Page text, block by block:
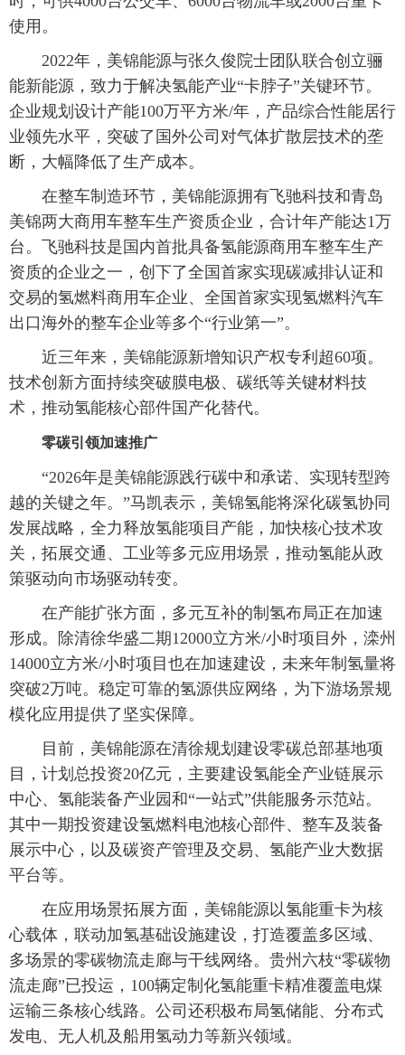
使用。
2022年，美锦能源与张久俊院士团队联合创立骊
能新能源，致力于解决氢能产业“卡脖子”关键环节。
企业规划设计产能100万平方米/年，产品综合性能居行
业领先水平，突破了国外公司对气体扩散层技术的垄
断，大幅降低了生产成本。
在整车制造环节，美锦能源拥有飞驰科技和青岛
美锦两大商用车整车生产资质企业，合计年产能达1万
台。飞驰科技是国内首批具备氢能源商用车整车生产
资质的企业之一，创下了全国首家实现碳减排认证和
交易的氢燃料商用车企业、全国首家实现氢燃料汽车
出口海外的整车企业等多个“行业第一”。
近三年来，美锦能源新增知识产权专利超60项。
技术创新方面持续突破膜电极、碳纸等关键材料技
术，推动氢能核心部件国产化替代。
零碳引领加速推广
“2026年是美锦能源践行碳中和承诺、实现转型跨
越的关键之年。”马凯表示，美锦氢能将深化碳氢协同
发展战略，全力释放氢能项目产能，加快核心技术攻
关，拓展交通、工业等多元应用场景，推动氢能从政
策驱动向市场驱动转变。
在产能扩张方面，多元互补的制氢布局正在加速
形成。除清徐华盛二期12000立方米/小时项目外，滦州
14000立方米/小时项目也在加速建设，未来年制氢量将
突破2万吨。稳定可靠的氢源供应网络，为下游场景规
模化应用提供了坚实保障。
目前，美锦能源在清徐规划建设零碳总部基地项
目，计划总投资20亿元，主要建设氢能全产业链展示
中心、氢能装备产业园和“一站式”供能服务示范站。
其中一期投资建设氢燃料电池核心部件、整车及装备
展示中心，以及碳资产管理及交易、氢能产业大数据
平台等。
在应用场景拓展方面，美锦能源以氢能重卡为核
心载体，联动加氢基础设施建设，打造覆盖多区域、
多场景的零碳物流走廊与干线网络。贵州六枝“零碳物
流走廊”已投运，100辆定制化氢能重卡精准覆盖电煤
运输三条核心线路。公司还积极布局氢储能、分布式
发电、无人机及船用氢动力等新兴领域。